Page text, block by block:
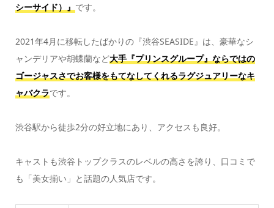
シーサイド）』 です。
2021年4月に移転したばかりの『渋谷SEASIDE』は、豪華なシ
ャンデリアや胡蝶蘭など大手『プリンスグループ』ならではの
ゴージャスさでお客様をもてなしてくれるラグジュアリーなキ
ャバクラです。
渋谷駅から徒歩2分の好立地にあり、アクセスも良好。
キャストも渋谷トップクラスのレベルの高さを誇り、口コミで
も「美女揃い」と話題の人気店です。